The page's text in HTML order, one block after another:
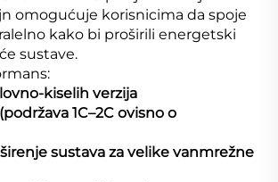
omogućuje korisnicima da spoje
kako bi proširili energetski
sustave.
kiselih verzija
1C–2C ovisno o
sustava za velike vanmrežne